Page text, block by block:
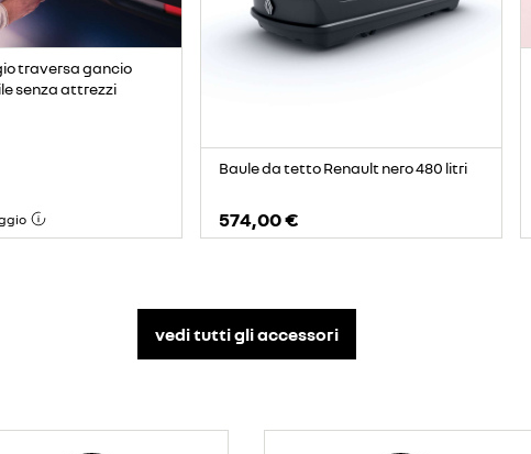
traversa gancio
senza attrezzi
Baule da tetto Renault nero 480 litri
574,00 €
vedi tutti gli accessori​